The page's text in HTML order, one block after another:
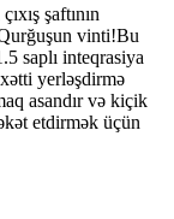
şaftının
vinti!Bu
saplı inteqrasiya
yerləşdirmə
asandır və kiçik
etdirmək üçün